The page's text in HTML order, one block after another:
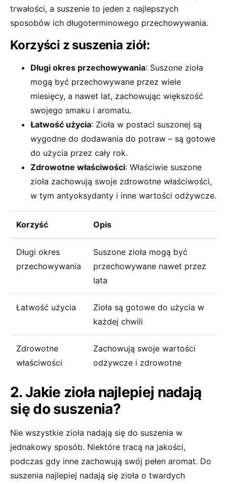
trwałości, a suszenie to jeden z najlepszych
sposobów ich długoterminowego przechowywania.
Korzyści z suszenia ziół:
Długi okres przechowywania: Suszone zioła
mogą być przechowywane przez wiele
miesięcy, a nawet lat, zachowując większość
swojego smaku i aromatu.
Łatwość użycia: Zioła w postaci suszonej są
wygodne do dodawania do potraw – są gotowe
do użycia przez cały rok.
Zdrowotne właściwości: Właściwie suszone
zioła zachowują swoje zdrowotne właściwości,
w tym antyoksydanty i inne wartości odżywcze.
Korzyść Opis
Długi okres
przechowywania
Suszone zioła mogą być
przechowywane nawet przez
lata
Łatwość użycia
Zioła są gotowe do użycia w
każdej chwili
Zdrowotne
właściwości
Zachowują swoje wartości
odżywcze i zdrowotne
2. Jakie zioła najlepiej nadają
się do suszenia?
Nie wszystkie zioła nadają się do suszenia w
jednakowy sposób. Niektóre tracą na jakości,
podczas gdy inne zachowują swój pełen aromat. Do
suszenia najlepiej nadają się zioła o twardych